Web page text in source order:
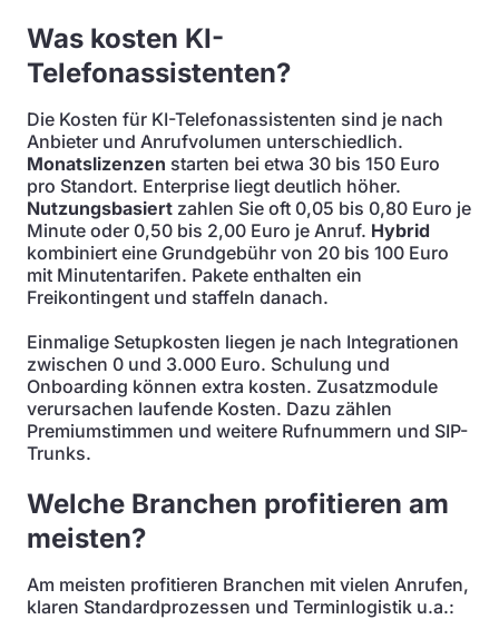
Was kosten KI-
Telefonassistenten?
Die Kosten für KI-Telefonassistenten sind je nach
Anbieter und Anrufvolumen unterschiedlich.
Monatslizenzen starten bei etwa 30 bis 150 Euro
pro Standort. Enterprise liegt deutlich höher.
Nutzungsbasiert zahlen Sie oft 0,05 bis 0,80 Euro je
Minute oder 0,50 bis 2,00 Euro je Anruf. Hybrid
kombiniert eine Grundgebühr von 20 bis 100 Euro
mit Minutentarifen. Pakete enthalten ein
Freikontingent und staffeln danach.
Einmalige Setupkosten liegen je nach Integrationen
zwischen 0 und 3.000 Euro. Schulung und
Onboarding können extra kosten. Zusatzmodule
verursachen laufende Kosten. Dazu zählen
Premiumstimmen und weitere Rufnummern und SIP-
Trunks.
Welche Branchen profitieren am
meisten?
Am meisten profitieren Branchen mit vielen Anrufen,
klaren Standardprozessen und Terminlogistik u.a.: